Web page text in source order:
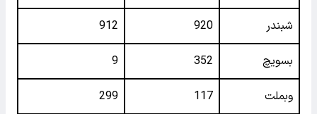
شبندر 920
912
بسویچ 352
9
وبملت 117
299